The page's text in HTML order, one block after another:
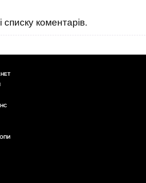
коментарів.